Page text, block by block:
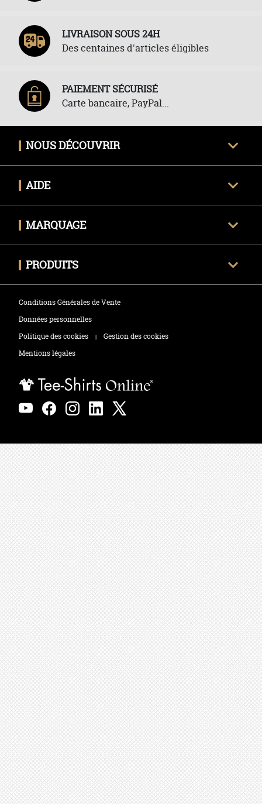
LIVRAISON SOUS 24H
Des centaines d'articles éligibles
PAIEMENT SÉCURISÉ
Carte bancaire, PayPal...
NOUS DÉCOUVRIR
Nous contacter
AIDE
Politique des retours
MARQUAGE
Zones de marquage
PRODUITS
Polos
Sweats
Conditions Générales de Vente
Données personnelles
Politique des cookies
|
Gestion des cookies
Mentions légales